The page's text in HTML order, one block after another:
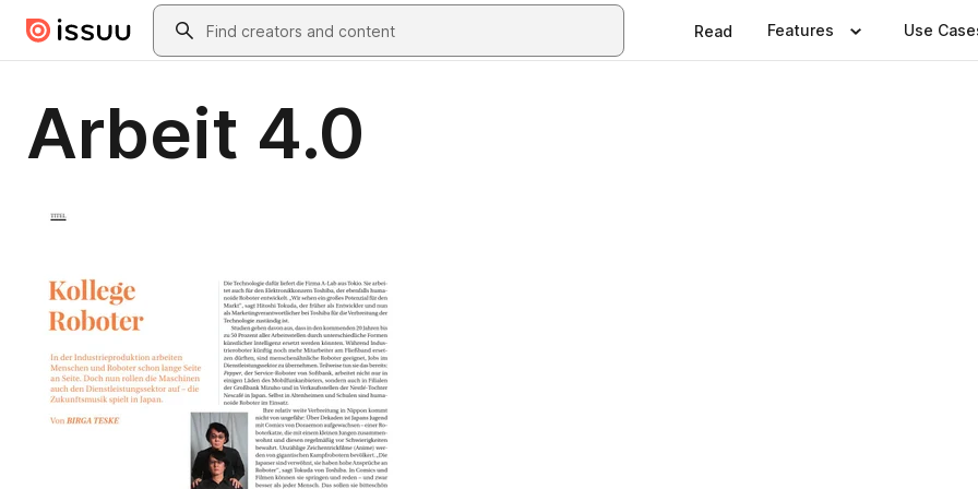
Skip to main contentSearch
Read Features Use
Arbeit 4.0